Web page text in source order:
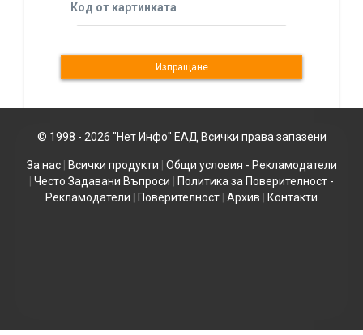
Код от картинката
© 1998 - 2026 "Нет Инфо" ЕАД Всички права запазени
За нас| Всички продукти
Общи условия - Рекламодатели
Често Задавани Въпроси
Политика за Поверителност -
Рекламодатели
Поверителност Архив Контакти